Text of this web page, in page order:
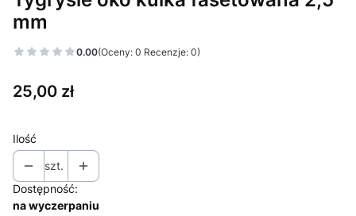
mm
0.00(Oceny: 0 Recenzje: 0)
Cena
25,00 zł
Ilość
szt.
Dostępność:
na wyczerpaniu